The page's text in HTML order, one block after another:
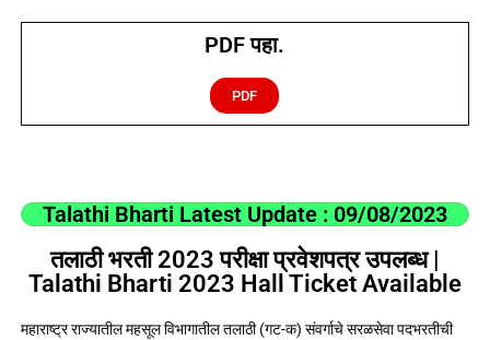
PDF पहा.
PDF
Talathi Bharti Latest Update : 09/08/2023
तलाठी भरती 2023 परीक्षा प्रवेशपत्र उपलब्ध |
Talathi Bharti 2023 Hall Ticket Available
महाराष्ट्र राज्यातील महसूल विभागातील तलाठी (गट-क) संवर्गाचे सरळसेवा पदभरतीची